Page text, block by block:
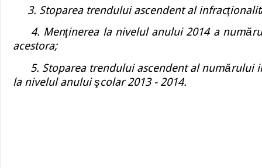
3. Stoparea trendului ascendent al
4. Menţinerea la nivelul anului 2014 a
acestora;
5. Stoparea trendului ascendent al
la nivelul anului şcolar 2013 - 2014.